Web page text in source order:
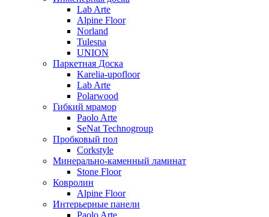
Lab Arte
Alpine Floor
Norland
Tulesna
UNION
Паркетная Доска
Karelia-upofloor
Lab Arte
Polarwood
Гибкий мрамор
Paolo Arte
SeNat Technogroup
Пробковый пол
Corkstyle
Минерально-каменный ламинат
Stone Floor
Ковролин
Alpine Floor
Интерьерные панели
Paolo Arte